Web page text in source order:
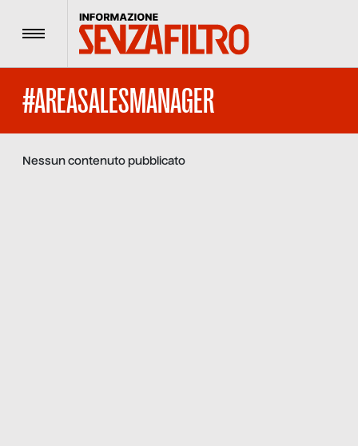
Menu
#AREASALESMANAGER
Nessun contenuto pubblicato